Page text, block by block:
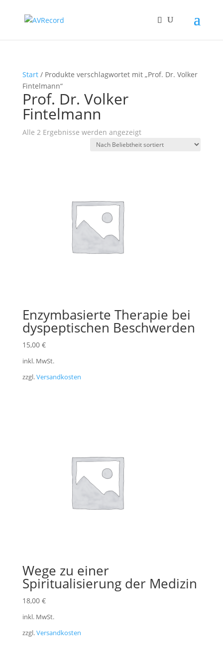
Start/ Produkte verschlagwortet mit „Prof. Dr. Volker
Fintelmann“
Prof. Dr. Volker
Fintelmann
Alle 2 Ergebnisse werden angezeigtNach
Beliebtheit
Enzymbasierte Therapie bei
dyspeptischen Beschwerden
15,00 €
inkl. MwSt.
zzgl.Versandkosten
Wege zu einer
Spiritualisierung der Medizin
18,00 €
inkl. MwSt.
zzgl.Versandkosten